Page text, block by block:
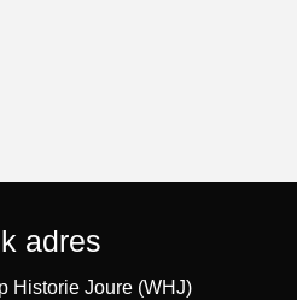
adres
Historie Joure (WHJ)